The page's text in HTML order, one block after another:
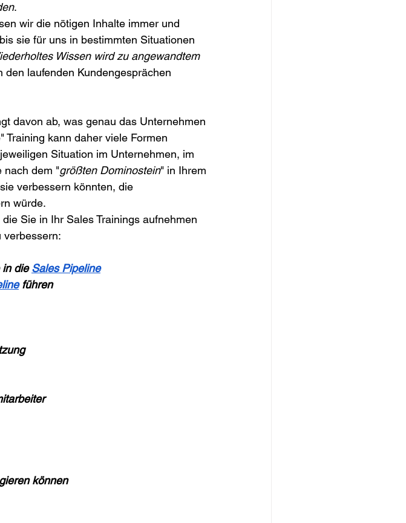
.
wir die nötigen Inhalte immer und
sie für uns in bestimmten Situationen
Wissen wird zu angewandtem
laufenden Kundengesprächen
davon ab, was genau das Unternehmen
Training kann daher viele Formen
Situation im Unternehmen, im
nach dem "größten Dominostein" in Ihrem
verbessern könnten, die
würde.
Sie in Ihr Sales Trainings aufnehmen
verbessern:
in die Sales Pipeline
führen
können